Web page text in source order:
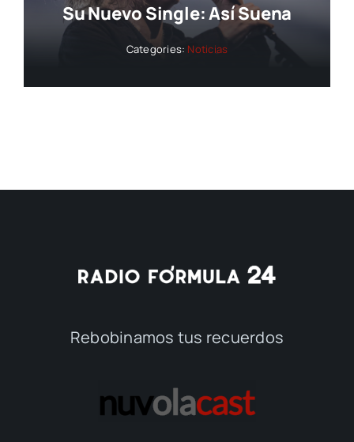
Su Nuevo Single: Así Suena
Categories: Noticias
Rebobinamos tus recuerdos